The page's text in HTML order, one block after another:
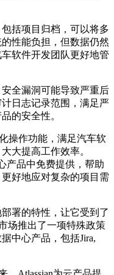
括项目归档，可以将多
性能负担，但数据仍然
软件开发团队更好地管
全漏洞可能导致严重后
日志记录范围，满足严
的安全性。
操作功能，满足汽车软
大提高工作效率。
产品中免费提供，帮助
好地应对复杂的项目需
署的特性，让它受到了
场推出了一项特殊政策
中心产品，包括Jira,